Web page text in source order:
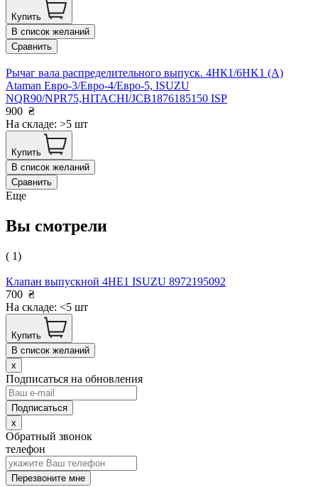
Купить
В список желаний
Сравнить
Рычаг вала распределительного выпуск. 4HК1/6HK1 (А)
Ataman Евро-3/Евро-4/Евро-5, ISUZU
NQR90/NPR75,HITACHI/JCB1876185150 ISP
900 ₴
На складе: >5 шт
Купить
В список желаний
Сравнить
Еще
Вы смотрели
( 1)
Клапан выпускной 4НE1 ISUZU 8972195092
700 ₴
На складе: <5 шт
Купить
В список желаний
x
Подписаться на обновления
x
Обратный звонок
телефон
Перезвоните мне